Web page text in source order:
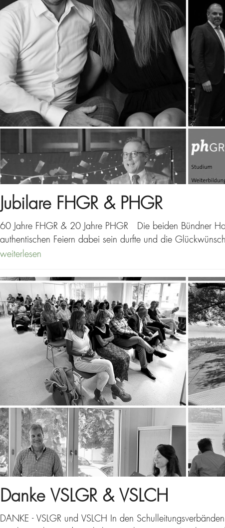
Jubilare FHGR & PHGR
60 Jahre FHGR & 20 Jahre PHGR Die beiden Bündner
authentischen Feiern dabei sein durfte und die
weiterlesen
Danke VSLGR & VSLCH
DANKE - VSLGR und VSLCH In den